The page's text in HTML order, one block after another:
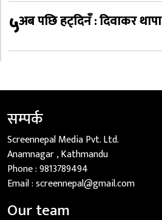
५अब पछि हट्दिनँ : दिवाकर थापा
सम्पर्क
Screennepal Media Pvt. Ltd.
Anamnagar , Kathmandu
Phone :9813789494
Email :screennepal@gmail.com
Our team